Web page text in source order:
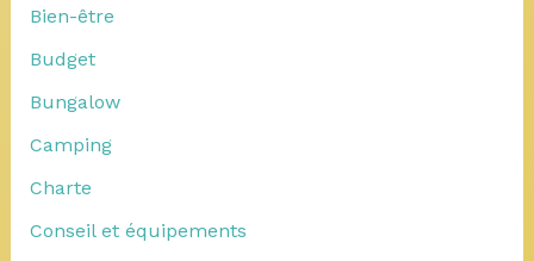
Bien-être
Budget
Bungalow
Camping
Charte
Conseil et équipements